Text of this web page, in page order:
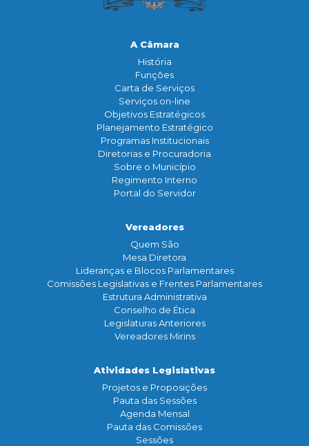
A Câmara
História
Funçōes
Carta de Serviços
Serviços on-line
Objetivos Estratégicos
Planejamento Estratégico
Programas Institucionais
Diretorias e Procuradoria
Sobre o Município
Regimento Interno
Portal do Servidor
Vereadores
Quem São
Mesa Diretora
Lideranças e Blocos Parlamentares
Comissões Legislativas e Frentes Parlamentares
Estrutura Administrativa
Conselho de Ética
Legislaturas Anteriores
Vereadores Mirins
Atividades Legislativas
Projetos e Proposições
Pauta das Sessões
Agenda Mensal
Pauta das Comissões
Sessões